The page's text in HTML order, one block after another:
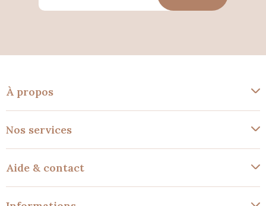
À propos
Nos services
Aide & contact